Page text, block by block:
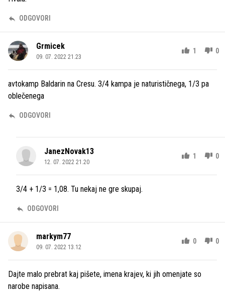
ODGOVORI
Grmicek
09. 07. 2022 21.23
1 0
avtokamp Baldarin na Cresu. 3/4 kampa je naturističnega, 1/3 pa
oblečenega
ODGOVORI
JanezNovak13
12. 07. 2022 21.20
1 0
3/4 + 1/3 = 1,08. Tu nekaj ne gre skupaj.
ODGOVORI
markym77
09. 07. 2022 13.12
0 0
Dajte malo prebrat kaj pišete, imena krajev, ki jih omenjate so
narobe napisana.